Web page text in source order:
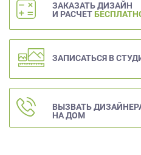
ЗАКАЗАТЬ ДИЗАЙН
И РАСЧЕТ
ЗАПИСАТЬСЯ В
ВЫЗВАТЬ
НА ДОМ